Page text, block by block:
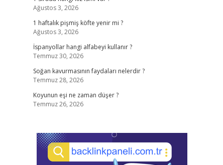
Ağustos 3, 2026
1 haftalık pişmiş köfte yenir mi ?
Ağustos 3, 2026
İspanyollar hangi alfabeyi kullanır ?
Temmuz 30, 2026
Soğan kavurmasının faydaları nelerdir ?
Temmuz 28, 2026
Koyunun eşi ne zaman düşer ?
Temmuz 26, 2026